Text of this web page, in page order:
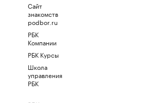
Сайт
знакомств
podbor.ru
РБК
Компании
РБК Курсы
Школа
управления
РБК